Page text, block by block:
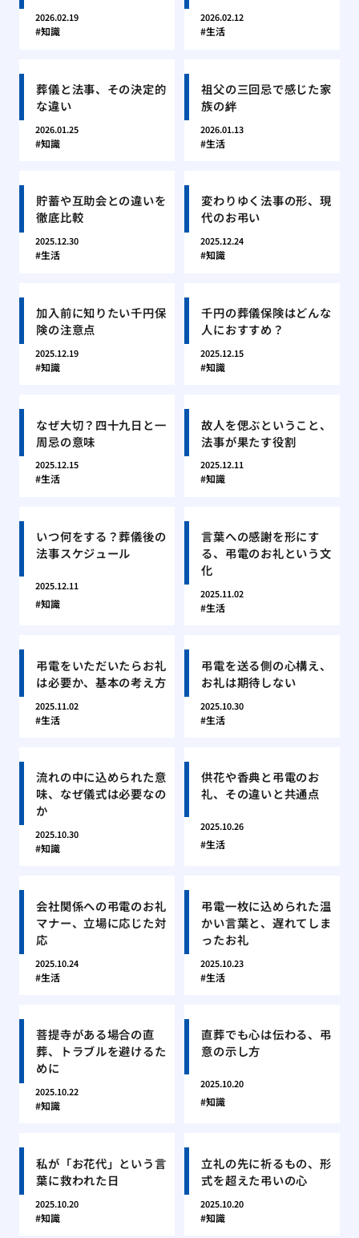
2026.02.19
知識
2026.02.12
生活
葬儀と法事、その決定的
な違い
2026.01.25
知識
祖父の三回忌で感じた家
族の絆
2026.01.13
生活
貯蓄や互助会との違いを
徹底比較
2025.12.30
生活
変わりゆく法事の形、現
代のお弔い
2025.12.24
知識
加入前に知りたい千円保
険の注意点
2025.12.19
知識
千円の葬儀保険はどんな
人におすすめ？
2025.12.15
知識
なぜ大切？四十九日と一
周忌の意味
2025.12.15
生活
故人を偲ぶということ、
法事が果たす役割
2025.12.11
知識
いつ何をする？葬儀後の
法事スケジュール
2025.12.11
知識
言葉への感謝を形にす
る、弔電のお礼という文
化
2025.11.02
生活
弔電をいただいたらお礼
は必要か、基本の考え方
2025.11.02
生活
弔電を送る側の心構え、
お礼は期待しない
2025.10.30
生活
流れの中に込められた意
味、なぜ儀式は必要なの
か
2025.10.30
知識
供花や香典と弔電のお
礼、その違いと共通点
2025.10.26
生活
会社関係への弔電のお礼
マナー、立場に応じた対
応
2025.10.24
生活
弔電一枚に込められた温
かい言葉と、遅れてしま
ったお礼
2025.10.23
生活
菩提寺がある場合の直
葬、トラブルを避けるた
めに
2025.10.22
知識
直葬でも心は伝わる、弔
意の示し方
2025.10.20
知識
私が「お花代」という言
葉に救われた日
2025.10.20
知識
立礼の先に祈るもの、形
式を超えた弔いの心
2025.10.20
知識